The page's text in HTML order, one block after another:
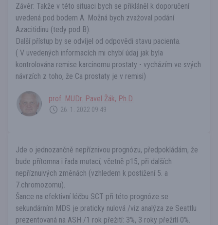
Závěr: Takže v této situaci bych se přikláněl k doporučení
uvedená pod bodem A. Možná bych zvažoval podání
Azacitidinu (tedy pod B).
Další přístup by se odvíjel od odpovědi stavu pacienta.
( V uvedených informacích mi chybí údaj jak byla
kontrolována remise karcinomu prostaty - vycházím ve svých
návrzích z toho, že Ca prostaty je v remisi)
prof. MUDr. Pavel Žák, Ph.D.
26. 1. 2022 09:49
Jde o jednozančně nepříznivou prognózu, předpokládám, že
bude přítomna i řada mutací, včetně p15, při dalších
nepříznuivých změnách (vzhledem k postižení 5. a
7.chromozomu).
Šance na efektivní léčbu SCT při této prognóze se
sekundárním MDS je praticky nulová /viz analýza ze Seattlu
prezentovaná na ASH /1 rok přežití: 3%, 3 roky přežití 0%.